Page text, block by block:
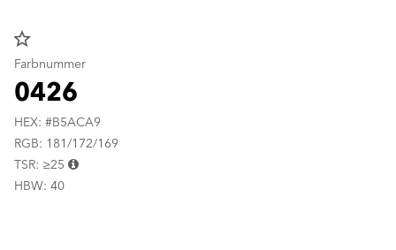
star_border
Farbnummer
0426
HEX: #B5ACA9
RGB: 181/172/169
TSR: ≥25
HBW: 40